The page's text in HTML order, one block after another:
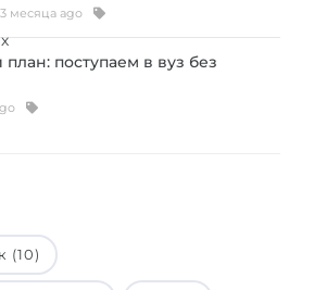
3 месяца ago
поступаем в вуз без
(10)